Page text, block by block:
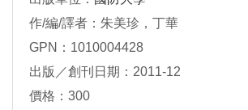
作/編/譯者：朱美珍，丁華
GPN：1010004428
出版／創刊日期：2011-12
價格：300